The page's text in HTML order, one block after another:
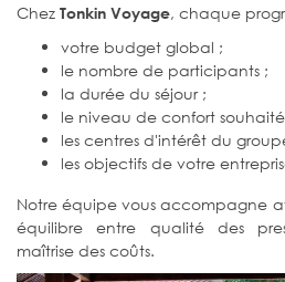
Chez Tonkin Voyage, chaque
votre budget global ;
le nombre de participants ;
la durée du séjour ;
le niveau de confort
les centres d'intérêt du
les objectifs de votre
Notre équipe vous accompagne
équilibre entre qualité des
maîtrise des coûts.